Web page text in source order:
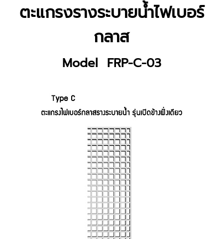
ตะแกรงรางระบายน้ำไฟเบอร์
กลาส
Model FRP-C-03